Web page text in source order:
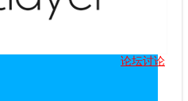
论坛讨论